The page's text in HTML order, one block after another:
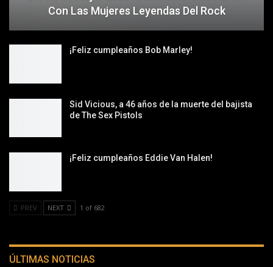
Con Las Mujeres Leyendas Del Rock
¡Feliz cumpleaños Bob Marley!
Sid Vicious, a 46 años de la muerte del bajista
de The Sex Pistols
¡Feliz cumpleaños Eddie Van Halen!
PREV NEXT 1 of 682
ÚLTIMAS NOTICIAS